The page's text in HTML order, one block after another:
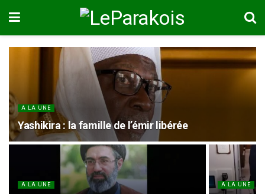
A LA UNE
Yashikira : la famille de l’émir libérée
A LA UNE A LA UNE